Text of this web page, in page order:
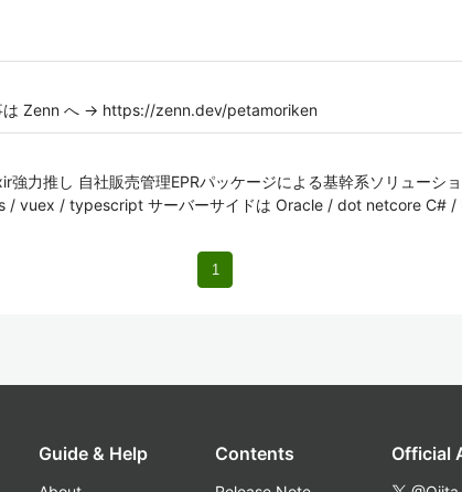
は Zenn へ → https://zenn.dev/petamoriken
力推し 自社販売管理EPRパッケージによる基幹系ソリューシ
/ vuex / typescript サーバーサイドは Oracle / dot netcore C# /
1
Guide & Help Contents Official